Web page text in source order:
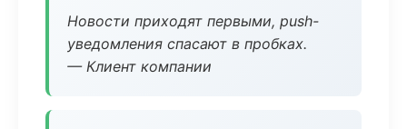
Новости приходят первыми, push-
уведомления спасают в пробках.
— Клиент компании